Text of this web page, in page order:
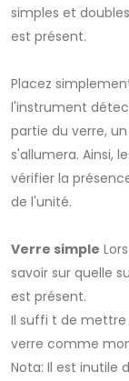
simples et
est présent.
Placez
l'instrument
partie du verre,
s'allumera. Ainsi,
vérifier la
de l'unité.
Verre simple
savoir sur quelle
est présent.
Il suffi t de mettre
verre comme
Nota: Il est inutile